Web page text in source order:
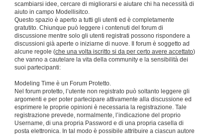
scambiarsi idee, cercare di migliorarsi e aiutare chi ha necessità di
aiuto in campo Modellisitco.
Questo spazio è aperto a tutti gli utenti ed è completamente
gratutito. Chiunque può leggere i contenuti del forum di
discussione mentre solo gli utenti registrati possono rispondere a
discussioni già aperte o iniziarne di nuove. Il forum è soggetto ad
alcune regole (che una volta iscritto si da per certo avere accettato)
che vanno a cautelare la vita della community e la sensibilità dei
suoi partecipanti:
Modeling Time è un Forum Protetto.
Nel forum protetto, l’utente non registrato può soltanto leggere gli
argomenti e per poter partecipare attivamente alla discussione ed
esprimere le proprie opinioni è necessaria la registrazione. Tale
registrazione prevede, normalmente, l’indicazione del proprio
Username, di una propria Password e di una propria casella di
posta elettronica. In tal modo è possibile attribuire a ciascun autore